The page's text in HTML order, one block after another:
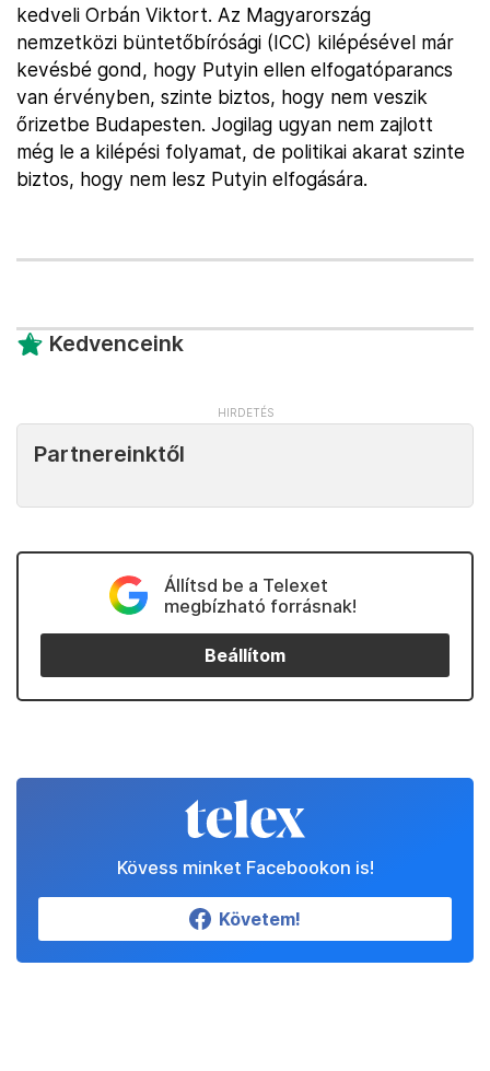
kedveli Orbán Viktort. Az Magyarország
nemzetközi büntetőbírósági (ICC) kilépésével már
kevésbé gond, hogy Putyin ellen elfogatóparancs
van érvényben, szinte biztos, hogy nem veszik
őrizetbe Budapesten. Jogilag ugyan nem zajlott
még le a kilépési folyamat, de politikai akarat szinte
biztos, hogy nem lesz Putyin elfogására.
Kedvenceink
Partnereinktől
Állítsd be a Telexet
megbízható forrásnak!
Beállítom
Kövess minket Facebookon is!
Követem!